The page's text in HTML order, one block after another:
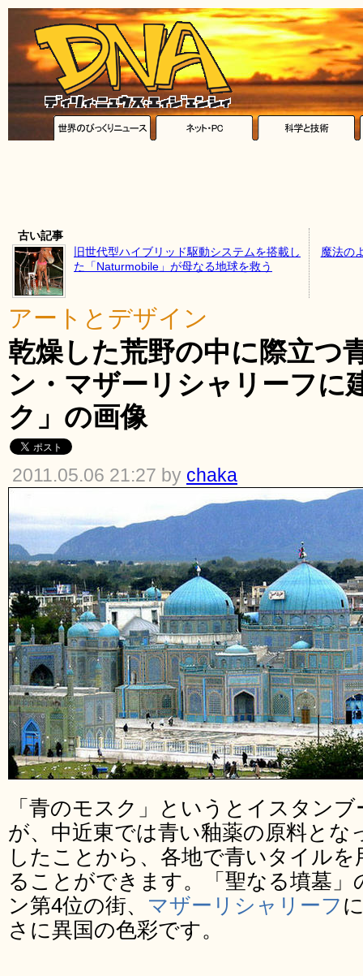
古い記事
旧世代型ハイブリッド駆動システムを搭載し
た「Naturmobile」が母なる地球を救う
魔法の
アートとデザイン
乾燥した荒野の中に際立つ
ン・マザーリシャリーフに
ク」の画像
2011.05.06 21:27 by chaka
「青のモスク」というとイスタン
が、中近東では青い釉薬の原料とな
したことから、各地で青いタイル
ることができます。「聖なる墳墓
ン第4位の街、 マザーリシャリーフ
さに異国の色彩です。